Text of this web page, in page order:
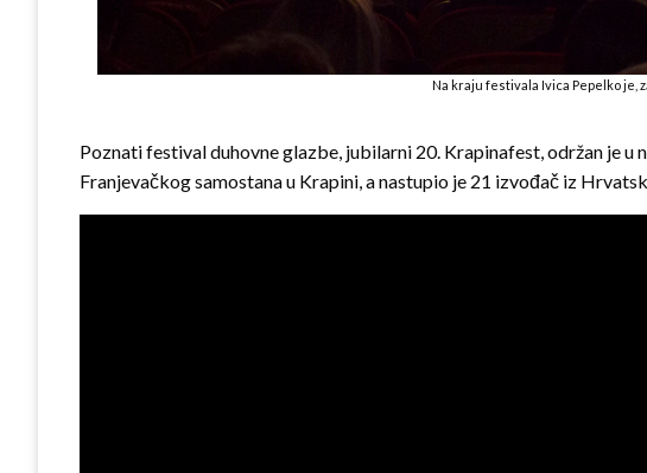
Na kraju festivala Ivica Pepelko je,
Poznati festival duhovne glazbe, jubilarni 20. Krapinafest, održan je
Franjevačkog samostana u Krapini, a nastupio je 21 izvođač iz